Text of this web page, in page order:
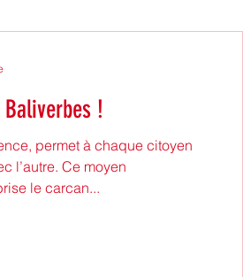
!
permet à chaque citoyen
l’autre. Ce moyen
le carcan...